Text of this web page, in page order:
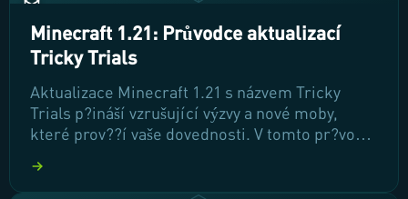
Minecraft 1.21: Průvodce aktualizací
Tricky Trials
Aktualizace Minecraft 1.21 s názvem Tricky
Trials p?ináší vzrušující výzvy a nové moby,
které prov??í vaše dovednosti. V tomto pr?vodci
objevit jejich tajemství a vybavit se na nebezpe?